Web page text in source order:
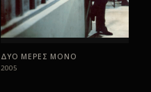
ΔΥΟ ΜΕΡΕΣ ΜΟΝΟ
2005